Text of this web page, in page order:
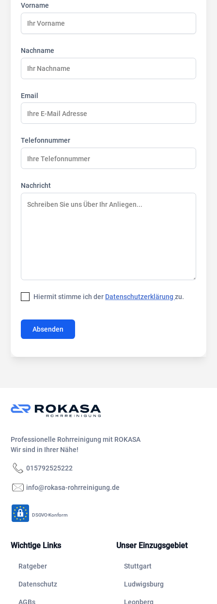
name:
name:
name:
Vorname
Nachname
Email
Telefonnummer
Nachricht
Hiermit stimme ich der Datenschutzerklärungzu.
Professionelle Rohrreinigung mit ROKASA
Wir sind in Ihrer Nähe!
015792525222
info@rokasa-rohrreinigung.de
DSGVO-Konform
Wichtige Links
Ratgeber
Datenschutz
AGBs
Unser Einzugsgebiet
Stuttgart
Ludwigsburg
Leonberg